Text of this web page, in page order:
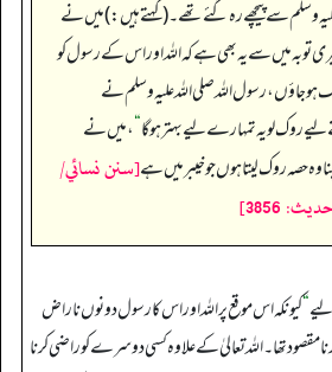
وسلم سے پیچھے رہ گئے تھے۔ (کہتے ہیں:) میں نے
میں سے یہ بھی ہے کہ اللہ اور اس کے رسول کو
جاؤں، رسول اللہ صلی اللہ علیہ وسلم نے
لیے روک لو یہ تمہارے لیے بہتر ہو گا“، میں نے
حصہ روک لیتا ہوں جو خیبر میں ہے[سنن نسائي/
3856]
“کیونکہ اس موقع پر اللہ اور اس کا رسول دونوں ناراض
مقصود تھا۔ اللہ تعالیٰ کے علاوہ کسی دوسرے کو راضی کرنا